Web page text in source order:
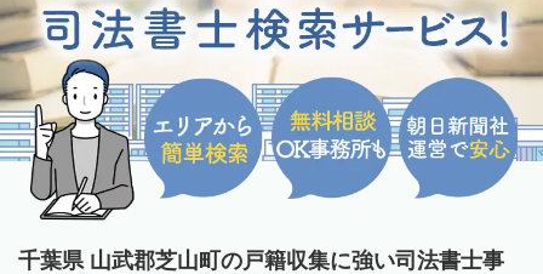
千葉県 山武郡芝山町の戸籍収集に強い司法書士事